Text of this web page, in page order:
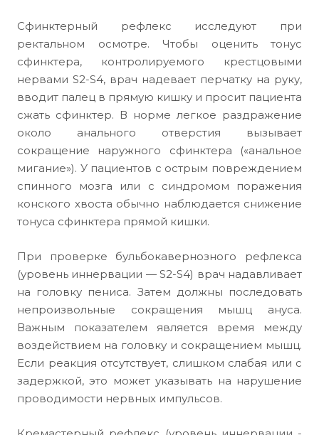
Сфинктерный рефлекс исследуют при
ректальном осмотре. Чтобы оценить тонус
сфинктера, контролируемого крестцовыми
нервами S2-S4, врач надевает перчатку на руку,
вводит палец в прямую кишку и просит пациента
сжать сфинктер. В норме легкое раздражение
около анального отверстия вызывает
сокращение наружного сфинктера («анальное
мигание»). У пациентов с острым повреждением
спинного мозга или с синдромом поражения
конского хвоста обычно наблюдается снижение
тонуса сфинктера прямой кишки.
При проверке бульбокавернозного рефлекса
(уровень иннервации — S2-S4) врач надавливает
на головку пениса. Затем должны последовать
непроизвольные сокращения мышц ануса.
Важным показателем является время между
воздействием на головку и сокращением мышц.
Если реакция отсутствует, слишком слабая или с
задержкой, это может указывать на нарушение
проводимости нервных импульсов.